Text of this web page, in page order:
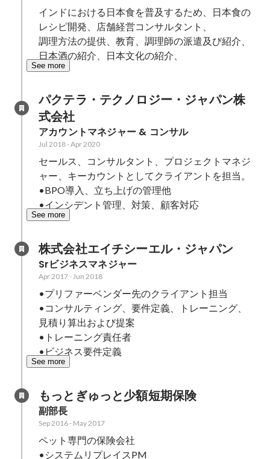
インドにおける日本食を普及するため、日本食の
レシピ開発、店舗経営コンサルタント、
調理方法の提供、教育、調理師の派遣及び紹介、
日本酒の紹介、日本文化の紹介、
See more
パクテラ・テクノロジー・ジャパン株
式会社
アカウントマネジャー & コンサル
Jul 2018-Apr 2020
セールス、コンサルタント、プロジェクトマネジ
ャー、キーカウントとしてクライアントを担当。
•BPO導入、立ち上げの管理他
•インシデント管理、対策、顧客対応
See more
株式会社エイチシーエル・ジャパン
Srビジネスマネジャー
Apr 2017-Jun 2018
•プリファーベンダー先のクライアント担当
•コンサルティング、要件定義、トレーニング、
見積り算出および提案
•トレーニング責任者
•ビジネス要件定義
See more
もっとぎゅっと少額短期保険
副部長
Sep 2016- May 2017
ペット専門の保険会社
•システムリプレイスPM